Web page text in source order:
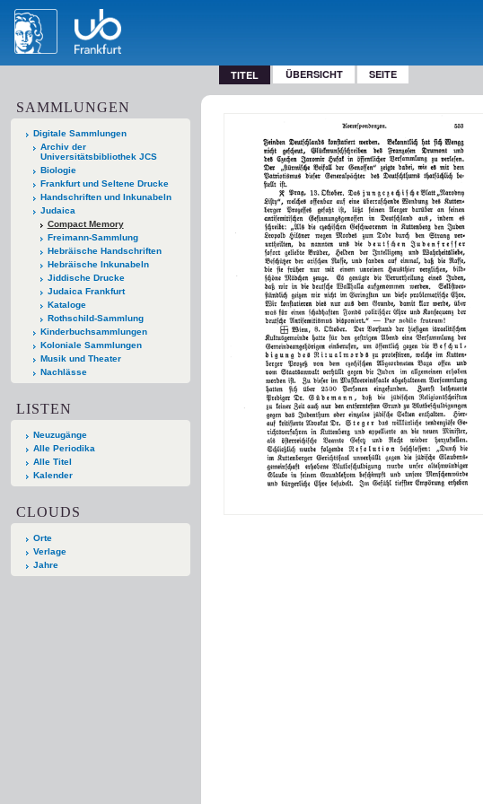
TITEL ÜBERSICHT SEITE
SAMMLUNGEN
Digitale Sammlungen
Archiv der
Universitätsbibliothek JCS
Biologie
Frankfurt und Seltene Drucke
Handschriften und Inkunabeln
Judaica
Compact Memory
Freimann-Sammlung
Hebräische Handschriften
Hebräische Inkunabeln
Jiddische Drucke
Judaica Frankfurt
Kataloge
Rothschild-Sammlung
Kinderbuchsammlungen
Koloniale Sammlungen
Musik und Theater
Nachlässe
LISTEN
Neuzugänge
Alle Periodika
Alle Titel
Kalender
CLOUDS
Orte
Verlage
Jahre